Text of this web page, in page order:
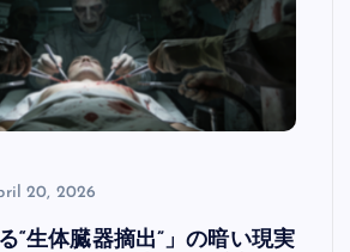
20, 2026
“生体臓器摘出”」の暗い現実